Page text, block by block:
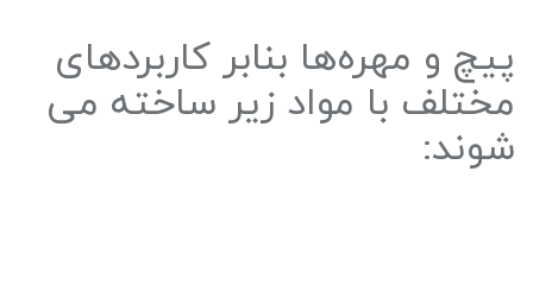
پیچ و مهره‌ها بنابر کاربردهای
مختلف با مواد زیر ساخته می
شوند: